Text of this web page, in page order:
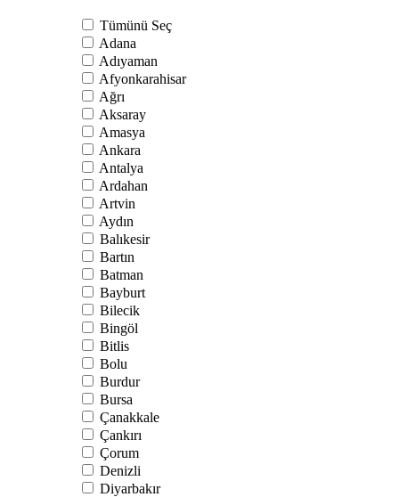
Tümünü Seç
Adana
Adıyaman
Afyonkarahisar
Ağrı
Aksaray
Amasya
Ankara
Antalya
Ardahan
Artvin
Aydın
Balıkesir
Bartın
Batman
Bayburt
Bilecik
Bingöl
Bitlis
Bolu
Burdur
Bursa
Çanakkale
Çankırı
Çorum
Denizli
Diyarbakır